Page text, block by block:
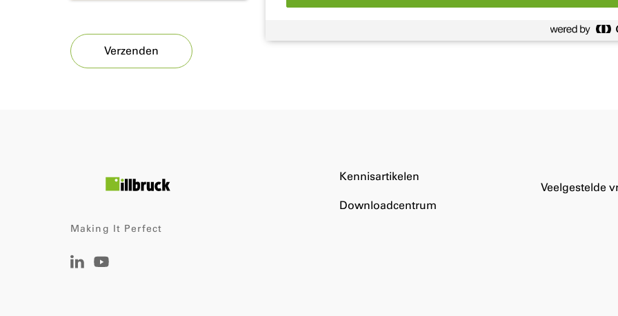
Making It Perfect
Kennisartikelen
Downloadcentrum
Veelgestelde